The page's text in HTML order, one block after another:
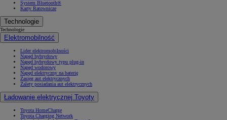
System Bluetooth®
Karty Ratownicze
Technologie
Technologie
Elektromobilność
Lider elektromobilności
Napęd hybrydowy
Napęd hybrydowy typu plug-in
Napęd wodorowy
Napęd elektryczny na baterię
Zasięg aut elektrycznych
Zalety posiadania aut elektrycznych
Ładowanie elektrycznej Toyoty
Toyota HomeCharge
Toyota Charging Network